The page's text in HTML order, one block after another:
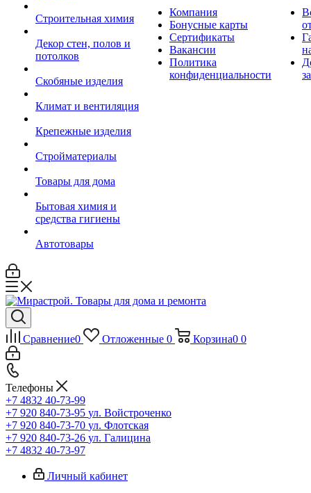
Строительная химия
Декор стен, полов и
потолков
Скобяные изделия
Климат и вентиляция
Крепежные изделия
Стройматериалы
Товары для дома
Бытовая химия и
средства гигиены
Автотовары
Компания
Бонусные карты
Сертификаты
Вакансии
Политика
конфиденциальности
Сравнение0 Отложенные 0 Корзина0 0
Телефоны
+7 4832 40-73-99
+7 920 840-73-95 ул. Войстроченко
+7 920 840-73-70 ул. Флотская
+7 920 840-73-26 ул. Галицина
+7 4832 40-73-97
Личный кабинет